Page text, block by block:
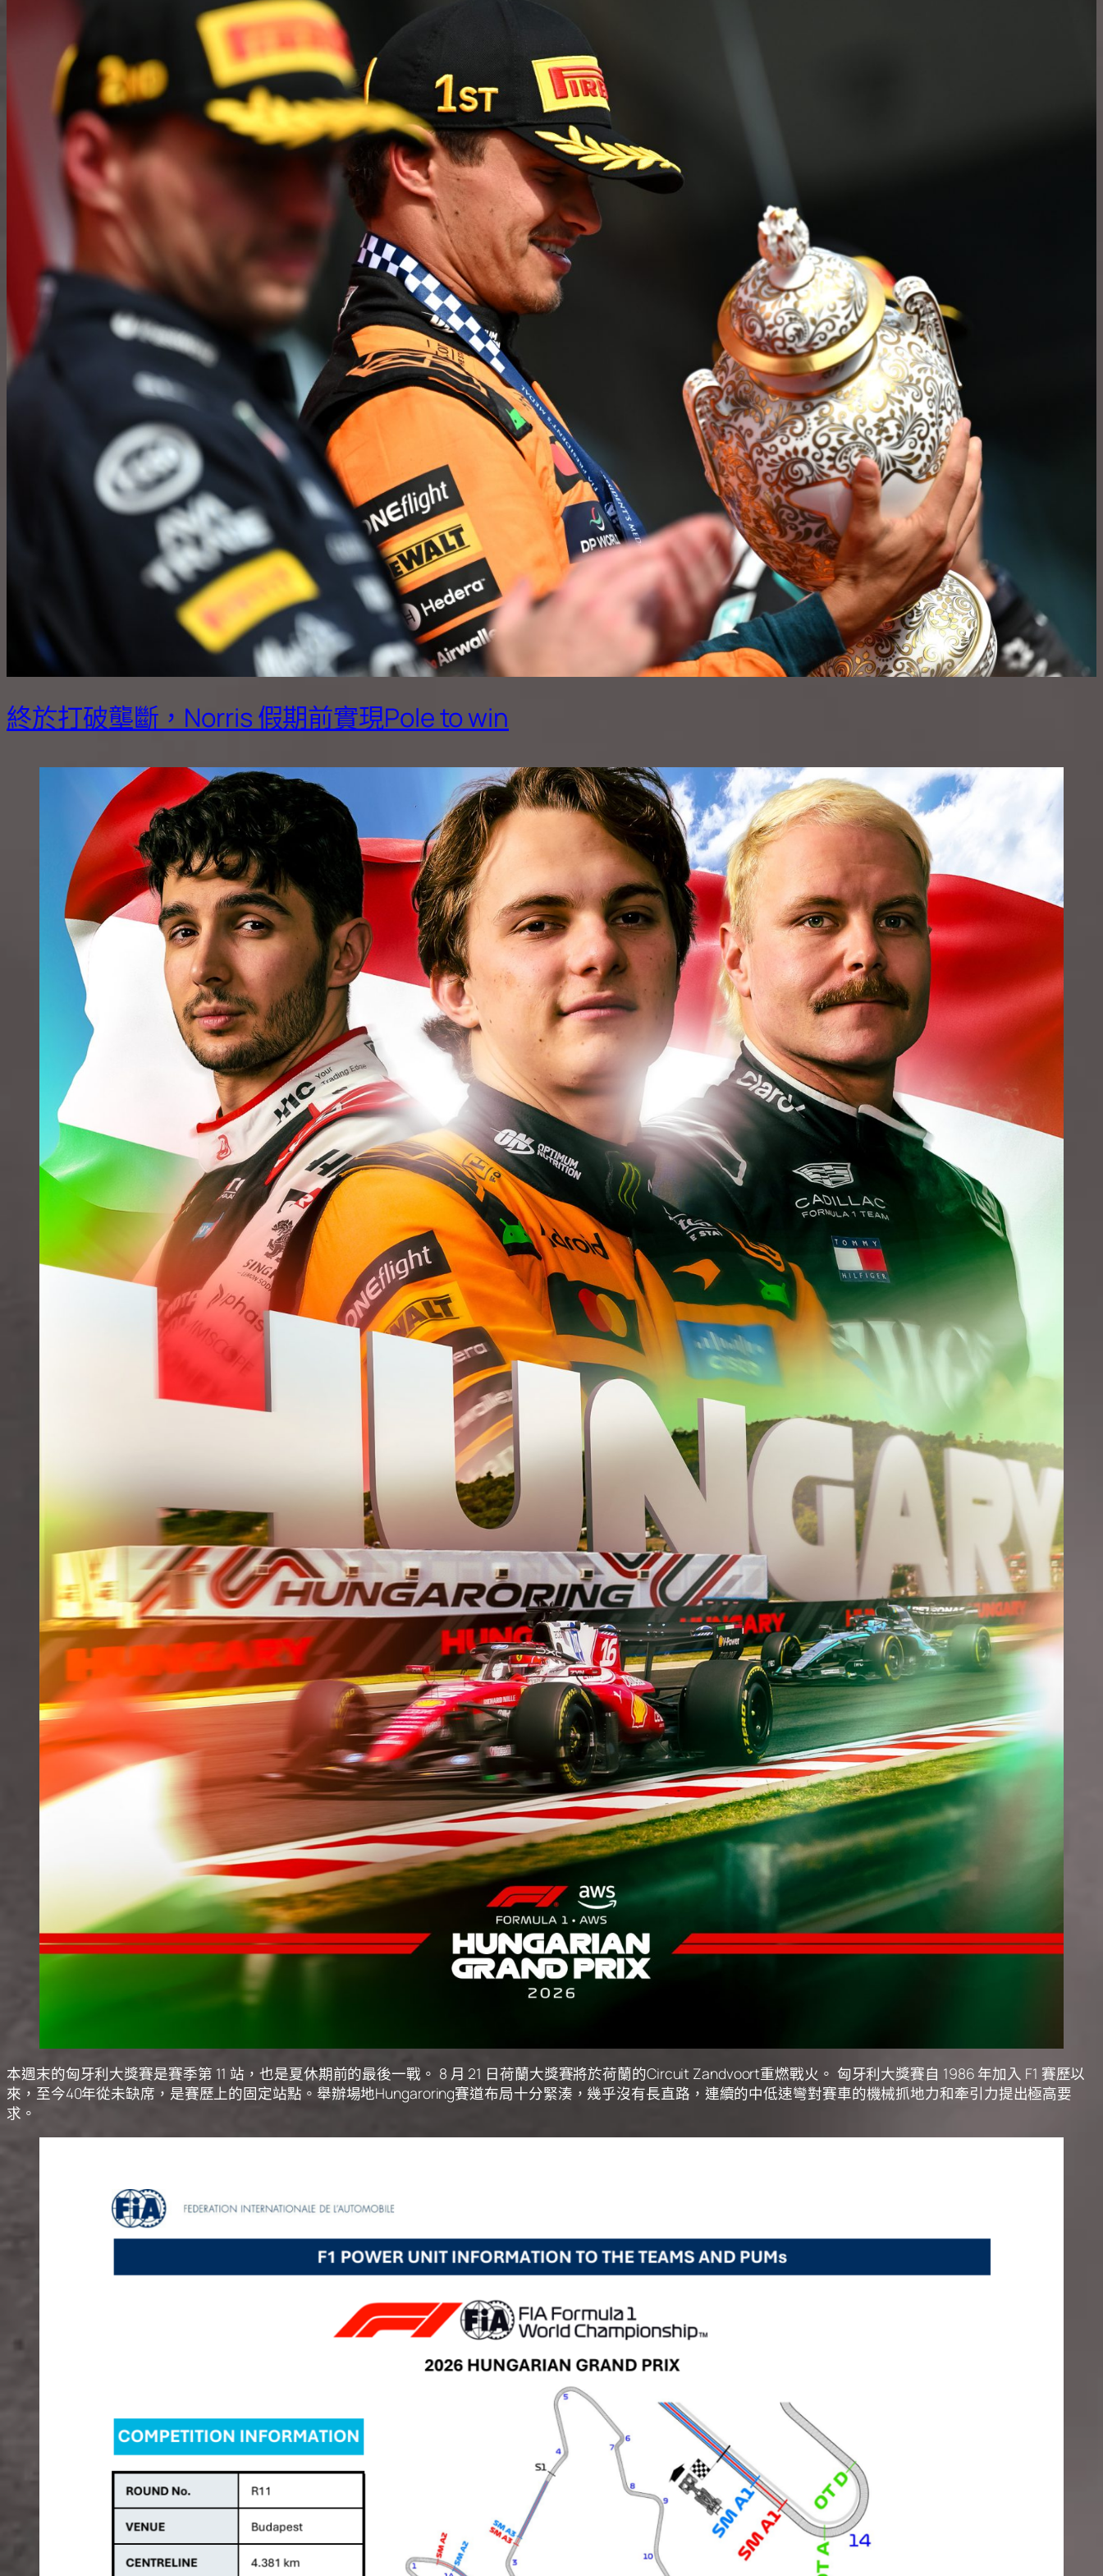
終於打破壟斷，Norris 假期前實現Pole to win
本週末的匈牙利大獎賽是賽季第 11 站，也是夏休期前的最後一戰。 8 月 21 日荷蘭大獎賽將於荷蘭的Circuit Zandvoort重燃戰火。 匈牙利大獎賽自 1986 年加入 F1 賽歷以
來，至今40年從未缺席，是賽歷上的固定站點。舉辦場地Hungaroring賽道布局十分緊湊，幾乎沒有長直路，連續的中低速彎對賽車的機械抓地力和牽引力提出極高要
求。